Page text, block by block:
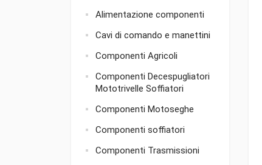
Alimentazione componenti
Cavi di comando e manettini
Componenti Agricoli
Componenti Decespugliatori
Mototrivelle Soffiatori
Componenti Motoseghe
Componenti soffiatori
Componenti Trasmissioni